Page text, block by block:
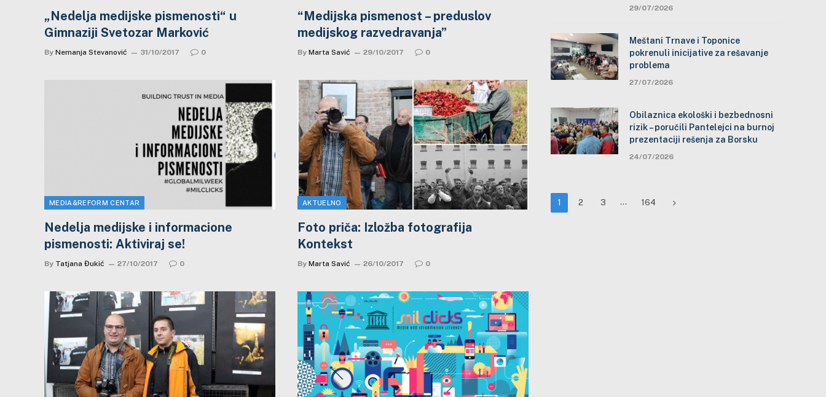
„Nedelja medijske pismenosti“ u
Gimnaziji Svetozar Marković
By Nemanja Stevanović 31/10/2017 0
“Medijska pismenost – preduslov
medijskog razvedravanja”
By Marta Savić 29/10/2017 0
MEDIA&REFORM CENTAR
Nedelja medijske i informacione
pismenosti: Aktiviraj se!
By Tatjana Đukić 27/10/2017 0
AKTUELNO
Foto priča: Izložba fotografija
Kontekst
By Marta Savić 26/10/2017 0
29/07/2026
Meštani Trnave i Toponice
pokrenuli inicijative za rešavanje
problema
27/07/2026
Obilaznica ekološki i bezbednosni
rizik – poručili Pantelejci na burnoj
prezentaciji rešenja za Borsku
24/07/2026
1 2 3 … 164 Next